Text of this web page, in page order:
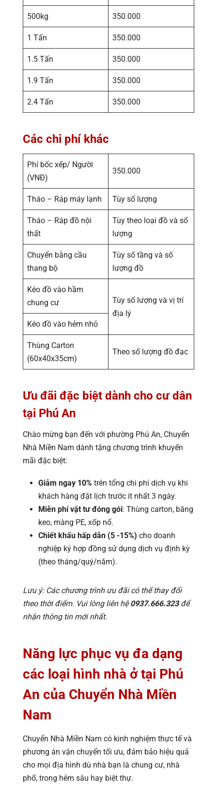
500kg 350.000
1 Tấn 350.000
1.5 Tấn 350.000
1.9 Tấn 350.000
2.4 Tấn 350.000
Các chi phí khác
Phí bốc xếp/ Người
(VNĐ)
350.000
Tháo – Ráp máy lạnh Tùy số lượng
Tháo – Ráp đồ nội
thất
Tùy theo loại đồ và số
lượng
Chuyển bằng cầu
thang bộ
Tùy số tầng và số
lượng đồ
Kéo đồ vào hầm
chung cư
Tùy số lượng và vị trí
địa lý
Kéo đồ vào hẻm nhỏ
Thùng Carton
(60x40x35cm)
Theo số lượng đồ đạc
Ưu đãi đặc biệt dành cho cư dân
tại Phú An
Chào mừng bạn đến với phường Phú An, Chuyển
Nhà Miền Nam dành tặng chương trình khuyến
mãi đặc biệt:
Giảm ngay 10% trên tổng chi phí dịch vụ khi
khách hàng đặt lịch trước ít nhất 3 ngày.
Miễn phí vật tư đóng gói: Thùng carton, băng
keo, màng PE, xốp nổ.
Chiết khấu hấp dẫn (5 -15%) cho doanh
nghiệp ký hợp đồng sử dụng dịch vụ định kỳ
(theo tháng/quý/năm).
Lưu ý: Các chương trình ưu đãi có thể thay đổi
theo thời điểm. Vui lòng liên hệ0937.666.323để
nhận thông tin mới nhất.
Năng lực phục vụ đa dạng
các loại hình nhà ở tại Phú
An của Chuyển Nhà Miền
Nam
Chuyển Nhà Miền Nam có kinh nghiệm thực tế và
phương án vận chuyển tối ưu, đảm bảo hiệu quả
cho mọi địa hình dù nhà bạn là chung cư, nhà
phố, trong hẻm sâu hay biệt thự.